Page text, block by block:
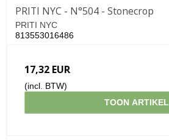
PRITI NYC - N°504 - Stonecrop
PRITI NYC
813553016486
17,32 EUR
(incl. BTW)
TOON ARTIKEL